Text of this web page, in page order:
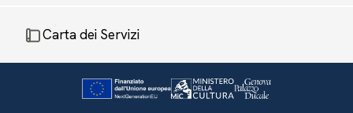
Carta dei Servizi